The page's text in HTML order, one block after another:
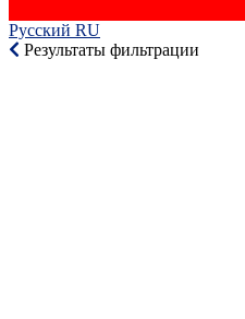
Русский RU‎
Результаты фильтрации